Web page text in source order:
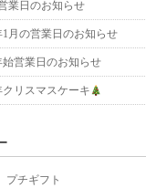
業日のお知らせ
1月の営業日のお知らせ
始営業日のお知らせ
クリスマスケーキ
プチギフト